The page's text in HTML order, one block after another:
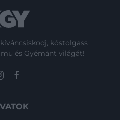
kóstolgass
és Gyémánt világát!